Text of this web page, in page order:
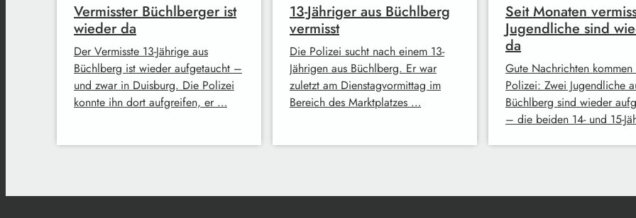
Vermisster Büchlberger ist
wieder da
Der Vermisste 13-Jährige aus
Büchlberg ist wieder aufgetaucht –
und zwar in Duisburg. Die Polizei
konnte ihn dort aufgreifen, er …
13-Jähriger aus Büchlberg
vermisst
Die Polizei sucht nach einem 13-
Jährigen aus Büchlberg. Er war
zuletzt am Dienstagvormittag im
Bereich des Marktplatzes …
Seit Monaten
Jugendliche sind
da
Gute Nachrichten
Polizei: Zwei Jugendliche
Büchlberg sind wieder
– die beiden 14- und 15-